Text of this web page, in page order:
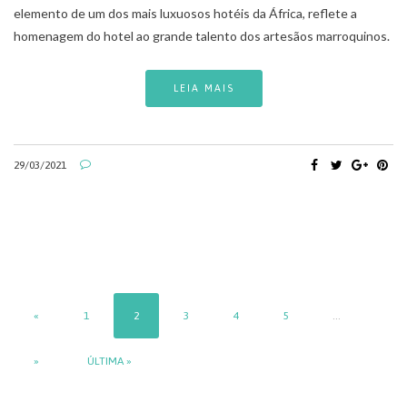
elemento de um dos mais luxuosos hotéis da África, reflete a
homenagem do hotel ao grande talento dos artesãos marroquinos.
LEIA MAIS
29/03/2021
« 1 2 3 4 5 ...
» ÚLTIMA »